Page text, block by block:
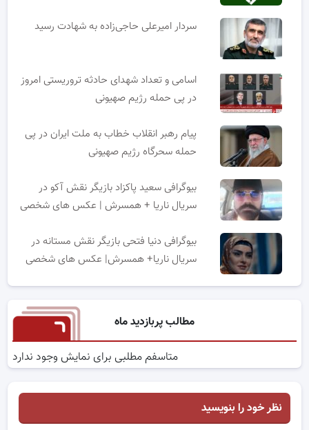
سردار امیرعلی حاجی‌زاده به شهادت رسید
اسامی و تعداد شهدای حادثه تروریستی امروز
در پی حمله رژیم صهیونی
پیام رهبر انقلاب خطاب به ملت ایران در پی
حمله سحرگاه رژیم صهیونی
بیوگرافی سعید پاکزاد بازیگر نقش آکو در
سریال ناریا + همسرش | عکس های شخصی
بیوگرافی دنیا فتحی بازیگر نقش مستانه در
سریال ناریا+ همسرش| عکس های شخصی
مطالب پربازدید ماه
متاسفم مطلبی برای نمایش وجود ندارد
نظر خود را بنویسید